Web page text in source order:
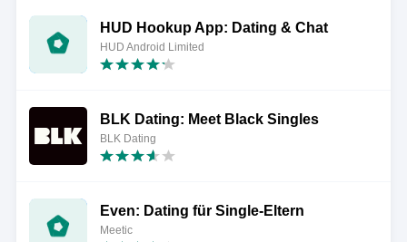
HUD Hookup App: Dating & Chat
HUD Android Limited
BLK Dating: Meet Black Singles
BLK Dating
Even: Dating für Single-Eltern
Meetic